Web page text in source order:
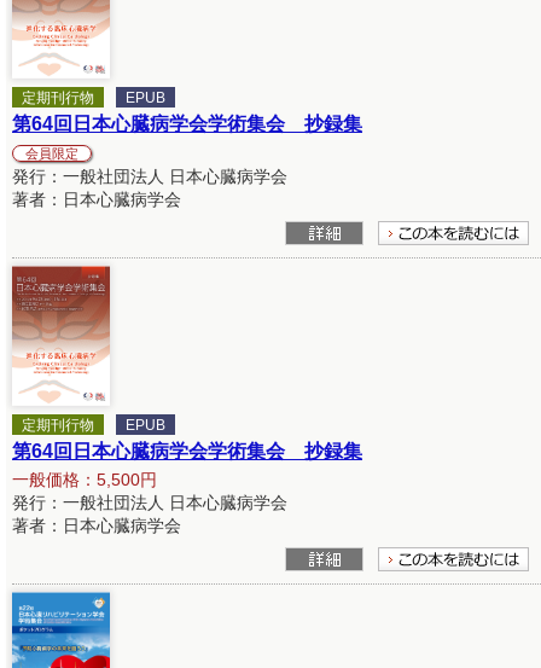
定期刊行物 EPUB
第64回日本心臓病学会学術集会 抄録集
会員限定
発行：一般社団法人 日本心臓病学会
著者：日本心臓病学会
定期刊行物 EPUB
第64回日本心臓病学会学術集会 抄録集
一般価格：5,500円
発行：一般社団法人 日本心臓病学会
著者：日本心臓病学会